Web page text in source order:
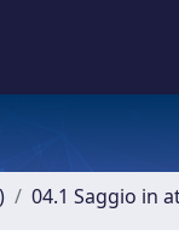
04.1 Saggio in